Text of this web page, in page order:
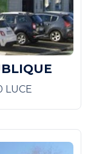
LUCE